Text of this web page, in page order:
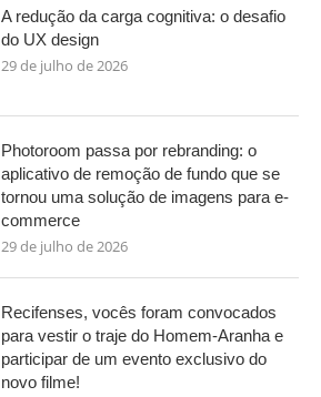
A redução da carga cognitiva: o desafio
do UX design
29 de julho de 2026
Photoroom passa por rebranding: o
aplicativo de remoção de fundo que se
tornou uma solução de imagens para e-
commerce
29 de julho de 2026
Recifenses, vocês foram convocados
para vestir o traje do Homem-Aranha e
participar de um evento exclusivo do
novo filme!